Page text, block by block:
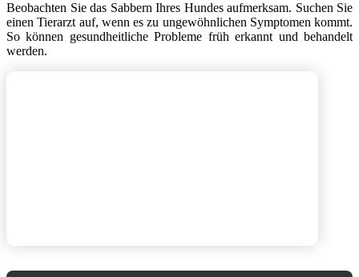
Beobachten Sie das Sabbern Ihres Hundes aufmerksam. Suchen Sie
einen Tierarzt auf, wenn es zu ungewöhnlichen Symptomen kommt.
So können gesundheitliche Probleme früh erkannt und behandelt
werden.